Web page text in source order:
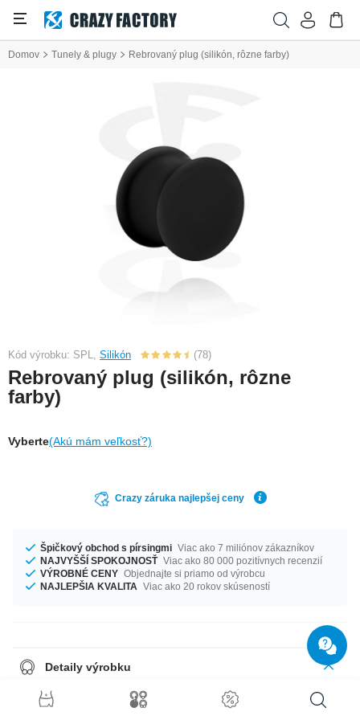
Domov Tunely & plugy Rebrovaný plug (silikón, rôzne farby)
Kód výrobku: SPL, Silikón (78)
Rebrovaný plug (silikón, rôzne
farby)
Vyberte(Akú mám veľkosť?)
Crazy záruka najlepšej ceny
Špičkový obchod s pírsingmi Viac ako 7 miliónov zákazníkov
NAJVYŠŠÍ SPOKOJNOSŤ Viac ako 80 000 pozitívnych recenzií
VÝROBNÉ CENY Objednajte si priamo od výrobcu
NAJLEPŠIA KVALITA Viac ako 20 rokov skúseností
Detaily výrobku
We've got a wide range of silicone plugs waiting for you. Select diameter
and colour and we'll get your order on its way.